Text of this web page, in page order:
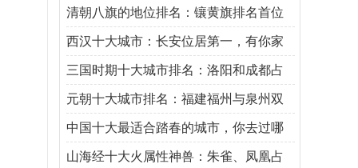
清朝八旗的地位排名：镶黄旗排名首位
西汉十大城市：长安位居第一，有你家
三国时期十大城市排名：洛阳和成都占
元朝十大城市排名：福建福州与泉州双
中国十大最适合踏春的城市，你去过哪
山海经十大火属性神兽：朱雀、凤凰占